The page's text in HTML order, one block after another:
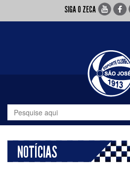
SIGA O ZECA
NOTÍCIAS